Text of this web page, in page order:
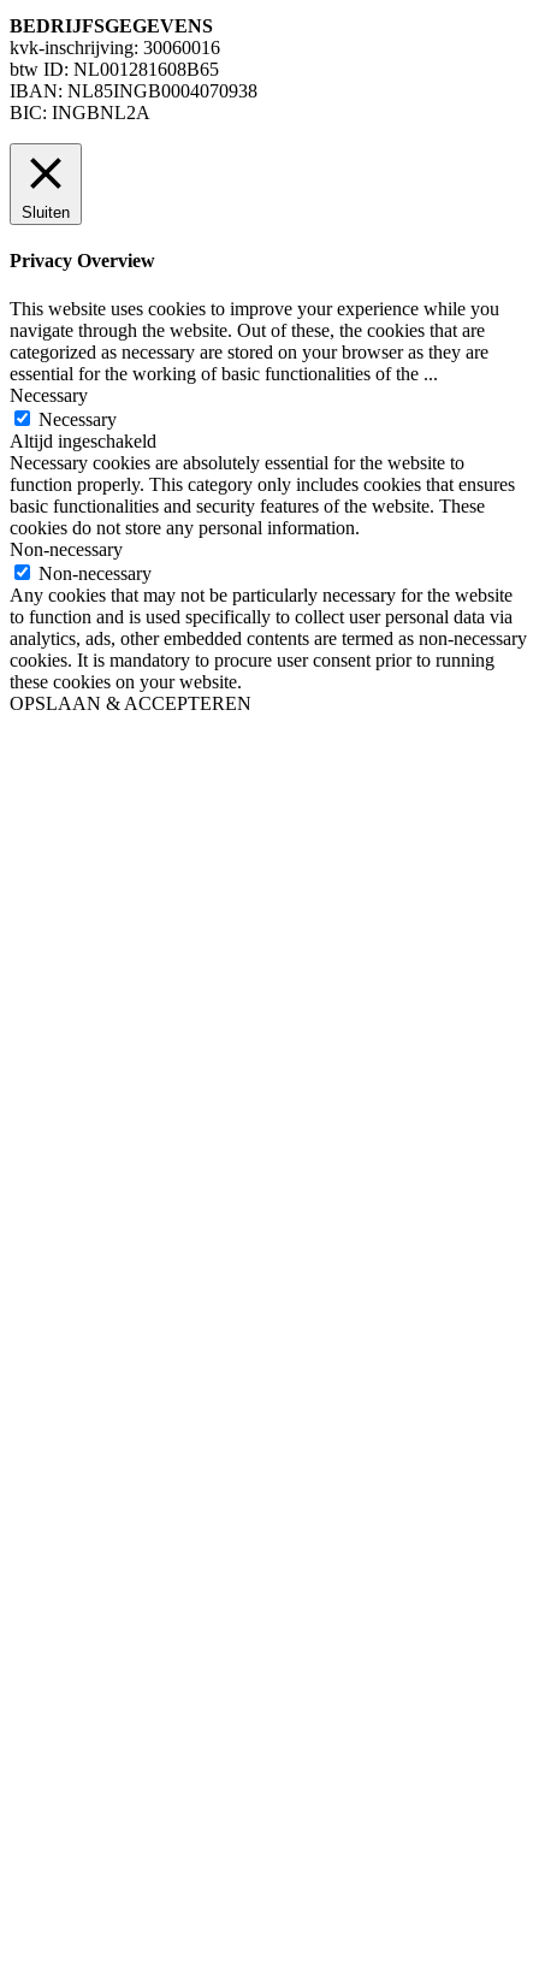
BEDRIJFSGEGEVENS
kvk-inschrijving: 30060016
btw ID: NL001281608B65
IBAN: NL85INGB0004070938
BIC: INGBNL2A
Sluiten
Privacy Overview
This website uses cookies to improve your experience while you
navigate through the website. Out of these, the cookies that are
categorized as necessary are stored on your browser as they are
essential for the working of basic functionalities of the ...
Necessary
Necessary
Altijd ingeschakeld
Necessary cookies are absolutely essential for the website to
function properly. This category only includes cookies that ensures
basic functionalities and security features of the website. These
cookies do not store any personal information.
Non-necessary
Non-necessary
Any cookies that may not be particularly necessary for the website
to function and is used specifically to collect user personal data via
analytics, ads, other embedded contents are termed as non-necessary
cookies. It is mandatory to procure user consent prior to running
these cookies on your website.
OPSLAAN & ACCEPTEREN